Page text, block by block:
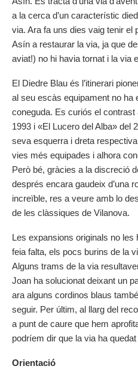
a la cerca d’un característic
via. Ara fa uns dies vaig tenir el
Asín a restaurar la via, ja que
aviat!) no hi havia tornat i la via
El Diedre Blau és l’itinerari
al seu escàs equipament no ha
coneguda. Es curiós el contrast
1993 i «El Lucero del Alba» del
seva esquerra i dreta
vies més equipades i alhora
Però bé, gràcies a la discreció
després encara gaudeix d’una
increïble, res a veure amb lo
de les clàssiques de Vilanova.
Les expansions originals no
feia falta, els pocs burins de la
Alguns trams de la via
Joan ha solucionat deixant un
ara alguns cordinos blaus
seguir. Per últim, al llarg del
a punt de caure que hem
podríem dir que la via ha
Orientació